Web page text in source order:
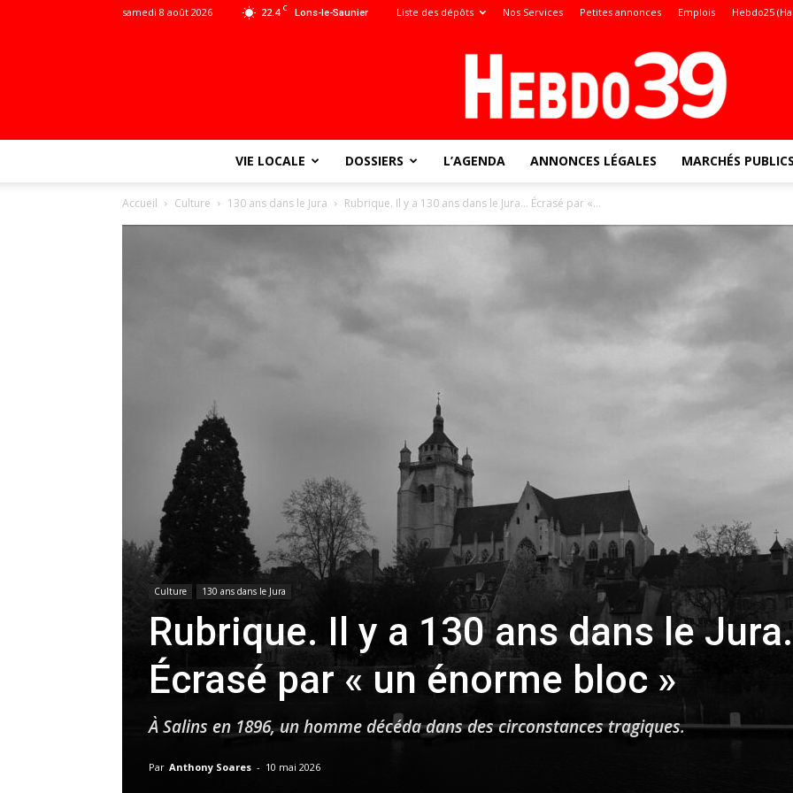
22.4 C Lons-le-Saunier
samedi 8 août 2026 Liste des dépôts Nos Services Petites annonces Emplois Hebdo25
l'info
locale
VIE LOCALE DOSSIERS L’AGENDA ANNONCES LÉGALES MARCHÉS
Accueil Culture 130 ans dans le Jura Rubrique. Il y a 130 ans dans le Jura… Écrasé par «...
Culture 130 ans dans le Jura
Rubrique. Il y a 130 ans dans le
Écrasé par « un énorme bloc »
À Salins en 1896, un homme décéda dans des circonstances tragiques.
Par Anthony Soares - 10 mai 2026